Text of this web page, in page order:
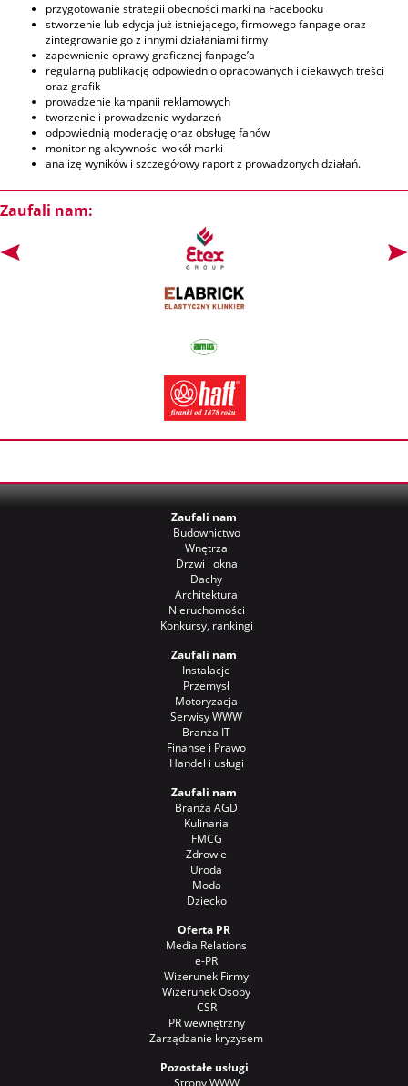
przygotowanie strategii obecności marki na Facebooku
stworzenie lub edycja już istniejącego, firmowego fanpage oraz
zintegrowanie go z innymi działaniami firmy
zapewnienie oprawy graficznej fanpage’a
regularną publikację odpowiednio opracowanych i ciekawych treści
oraz grafik
prowadzenie kampanii reklamowych
tworzenie i prowadzenie wydarzeń
odpowiednią moderację oraz obsługę fanów
monitoring aktywności wokół marki
analizę wyników i szczegółowy raport z prowadzonych działań.
Zaufali nam:
Zaufali nam
Budownictwo
Wnętrza
Drzwi i okna
Dachy
Architektura
Nieruchomości
Konkursy, rankingi
Zaufali nam
Instalacje
Przemysł
Motoryzacja
Serwisy WWW
Branża IT
Finanse i Prawo
Handel i usługi
Zaufali nam
Branża AGD
Kulinaria
FMCG
Zdrowie
Uroda
Moda
Dziecko
Oferta PR
Media Relations
e-PR
Wizerunek Firmy
Wizerunek Osoby
CSR
PR wewnętrzny
Zarządzanie kryzysem
Pozostałe usługi